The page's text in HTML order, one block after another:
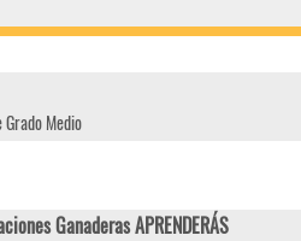
Medio
Ganaderas APRENDERÁS